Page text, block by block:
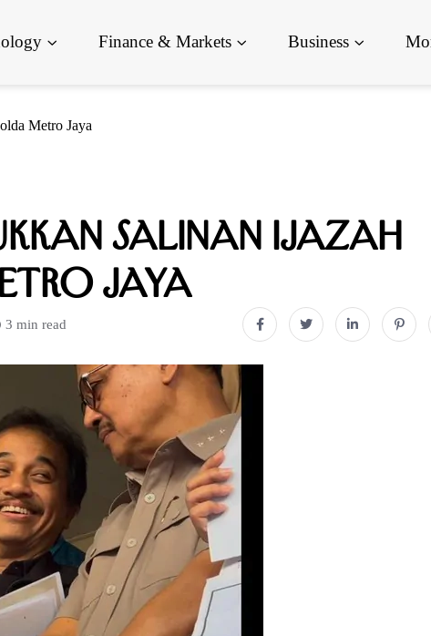
Finance & Markets Business
Metro Jaya
Salinan Ijazah
Jaya
3 min read